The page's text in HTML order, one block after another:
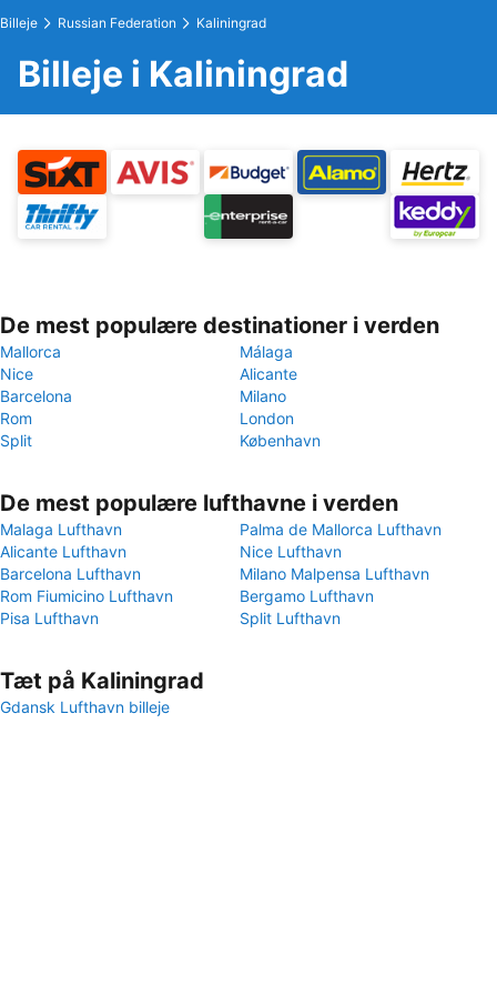
Billeje Russian Federation Kaliningrad
Billeje i Kaliningrad
De mest populære destinationer i verden
Mallorca
Málaga
Nice
Alicante
Barcelona
Milano
Rom
London
Split
København
De mest populære lufthavne i verden
Malaga Lufthavn
Palma de Mallorca Lufthavn
Alicante Lufthavn
Nice Lufthavn
Barcelona Lufthavn
Milano Malpensa Lufthavn
Rom Fiumicino Lufthavn
Bergamo Lufthavn
Pisa Lufthavn
Split Lufthavn
Tæt på Kaliningrad
Gdansk Lufthavn billeje